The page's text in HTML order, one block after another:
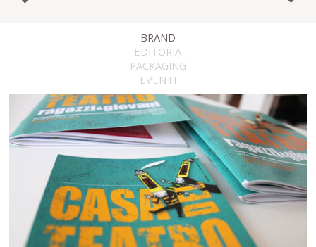
BRAND
EDITORIA
PACKAGING
EVENTI